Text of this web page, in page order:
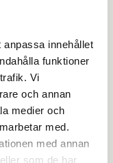
innehållet
funktioner
Vi
och annan
medier och
med.
med annan
som de har